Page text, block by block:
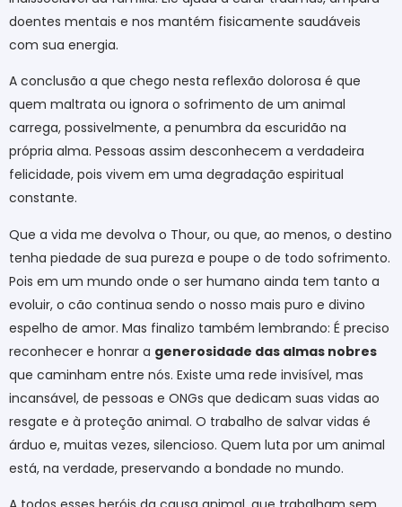
doentes mentais e nos mantém fisicamente saudáveis
com sua energia.
A conclusão a que chego nesta reflexão dolorosa é que
quem maltrata ou ignora o sofrimento de um animal
carrega, possivelmente, a penumbra da escuridão na
própria alma. Pessoas assim desconhecem a verdadeira
felicidade, pois vivem em uma degradação espiritual
constante.
Que a vida me devolva o Thour, ou que, ao menos, o destino
tenha piedade de sua pureza e poupe o de todo sofrimento.
Pois em um mundo onde o ser humano ainda tem tanto a
evoluir, o cão continua sendo o nosso mais puro e divino
espelho de amor. Mas finalizo também lembrando: É preciso
reconhecer e honrar a generosidade das almas nobres
que caminham entre nós. Existe uma rede invisível, mas
incansável, de pessoas e ONGs que dedicam suas vidas ao
resgate e à proteção animal. O trabalho de salvar vidas é
árduo e, muitas vezes, silencioso. Quem luta por um animal
está, na verdade, preservando a bondade no mundo.